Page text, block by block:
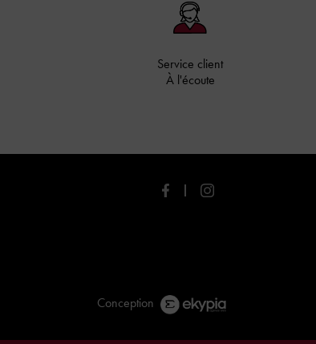
Service client
À l'écoute
Conception